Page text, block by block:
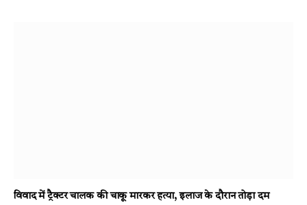
विवाद में ट्रैक्टर चालक की चाकू मारकर हत्या, इलाज के दौरान तोड़ा दम